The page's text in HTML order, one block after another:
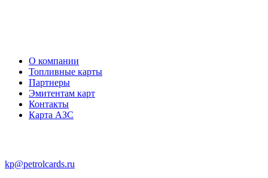
О компании
Топливные карты
Партнеры
Эмитентам карт
Контакты
Карта АЗС
kp@petrolcards.ru